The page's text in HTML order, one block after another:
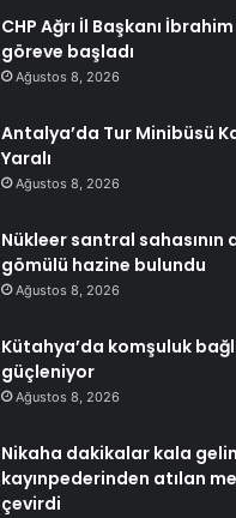
CHP Ağrı İl Başkanı
göreve başladı
Ağustos 8, 2026
Antalya’da Tur Minibüsü
Yaralı
Ağustos 8, 2026
Nükleer santral sahasının
gömülü hazine bulundu
Ağustos 8, 2026
Kütahya’da komşuluk
güçleniyor
Ağustos 8, 2026
Nikaha dakikalar kala
kayınpederinden atılan
çevirdi